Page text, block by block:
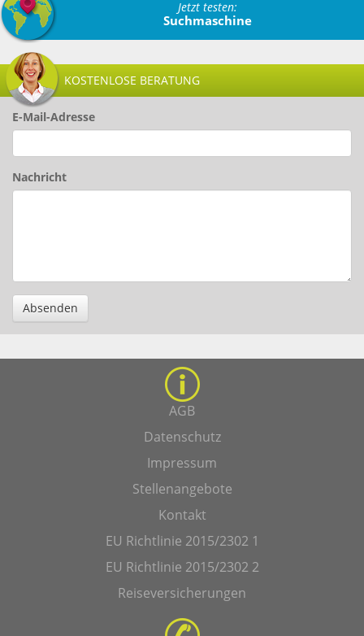
Jetzt testen:
Suchmaschine
KOSTENLOSE BERATUNG
E-Mail-Adresse
Nachricht
Absenden
AGB
Datenschutz
Impressum
Stellenangebote
Kontakt
EU Richtlinie 2015/2302 1
EU Richtlinie 2015/2302 2
Reiseversicherungen